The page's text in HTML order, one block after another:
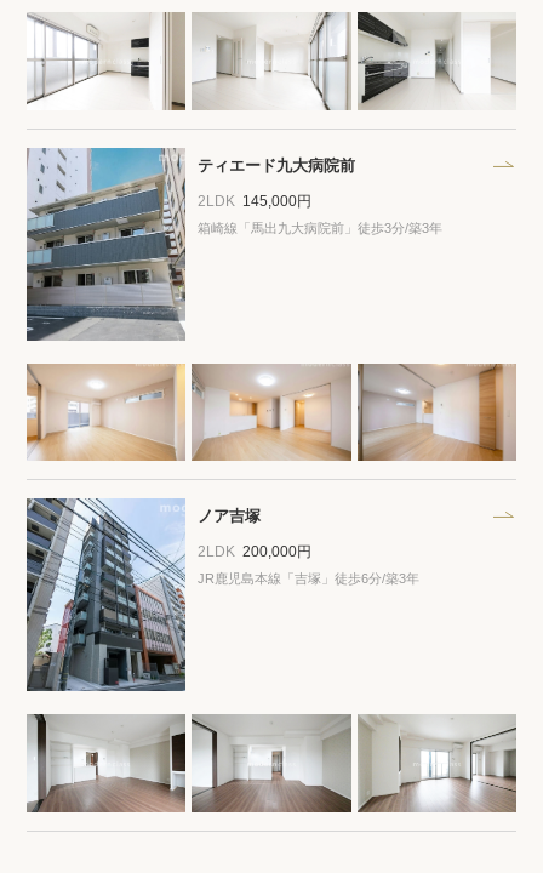
ティエード九大病院前
2LDK 145,000円
箱崎線「馬出九大病院前」徒歩3分/築3年
ノア吉塚
2LDK 200,000円
JR鹿児島本線「吉塚」徒歩6分/築3年